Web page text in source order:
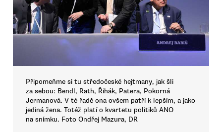
Připomeňme si tu středočeské hejtmany, jak šli
za sebou: Bendl, Rath, Řihák, Patera, Pokorná
Jermanová. V té řadě ona ovšem patří k lepším, a jako
jediná žena. Totéž platí o kvartetu politiků ANO
na snímku. Foto Ondřej Mazura, DR